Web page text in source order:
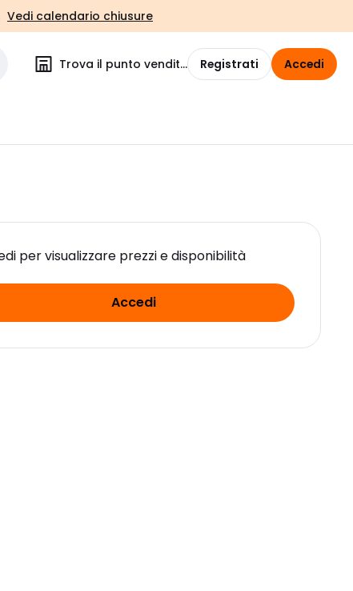
Vedi calendario chiusure
Trova il punto vendita Registrati Accedi
per visualizzare prezzi e disponibilità
Accedi